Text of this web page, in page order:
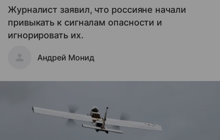
Журналист заявил, что россияне начали
привыкать к сигналам опасности и
игнорировать их.
Андрей Монид